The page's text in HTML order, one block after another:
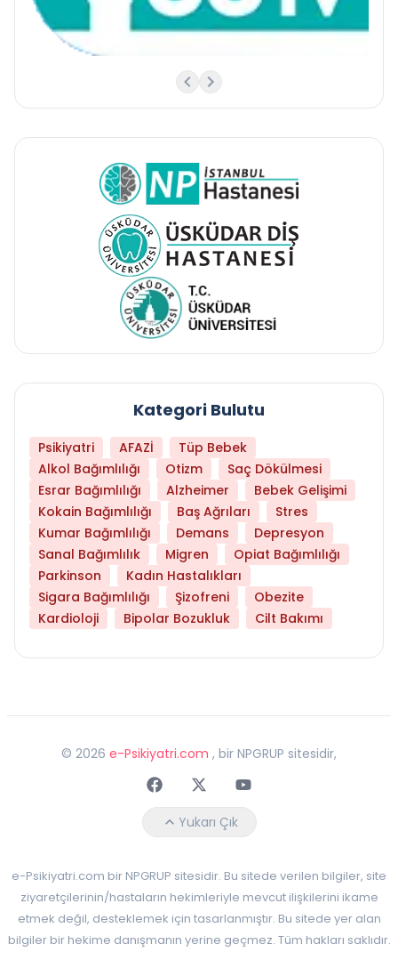
Kategori Bulutu
Psikiyatri AFAZİ
Tüp Bebek
Alkol Bağımlılığı
Otizm
Saç Dökülmesi
Esrar Bağımlılığı
Alzheimer
Bebek Gelişimi
Kokain Bağımlılığı
Baş Ağrıları
Stres
Kumar Bağımlılığı
Demans
Depresyon
Sanal Bağımlılık
Migren
Opiat Bağımlılığı
Parkinson
Kadın Hastalıkları
Sigara Bağımlılığı
Şizofreni
Obezite
Kardioloji
Bipolar Bozukluk Cilt Bakımı
© 2026 e-Psikiyatri.com , bir NPGRUP sitesidir,
FaceebokTwitterYoutube
Yukarı Çık
e-Psikiyatri.com bir NPGRUP sitesidir. Bu sitede verilen bilgiler, site
ziyaretçilerinin/hastaların hekimleriyle mevcut ilişkilerini ikame
etmek değil, desteklemek için tasarlanmıştır. Bu sitede yer alan
bilgiler bir hekime danışmanın yerine geçmez. Tüm hakları saklıdır.